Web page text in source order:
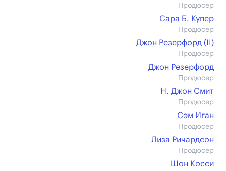
Продюсер
Сара Б. Купер
Продюсер
Джон Резерфорд (II)
Продюсер
Джон Резерфорд
Продюсер
Н. Джон Смит
Продюсер
Сэм Иган
Продюсер
Лиза Ричардсон
Продюсер
Шон Косси